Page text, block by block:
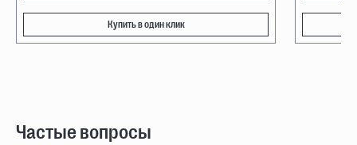
Купить в один клик
Частые вопросы